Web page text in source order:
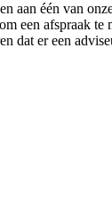
aan één van
een afspraak te
dat er een